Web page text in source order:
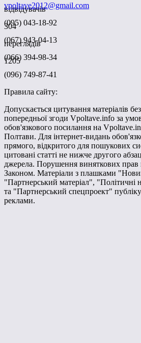
відвідувачів
304
переглядів
1205
vpoltave2012@gmail.com
(095) 043-18-92
(067) 943-04-13
(066) 394-98-34
(096) 749-87-41
Правила сайту:
Допускається цитування матеріалів
попередньої згоди Vpoltave.info за
обов'язкового посилання на
Полтави. Для інтернет-видань
прямого, відкритого для пошукових
цитовані статті не нижче другого
джерела. Порушення виняткових прав
Законом. Матеріали з плашками
"Партнерський матеріал", "Політичні
та "Партнерський спецпроект"
реклами.